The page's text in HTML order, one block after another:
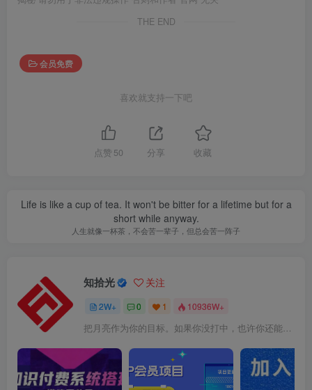
THE END
会员免费
喜欢就支持一下吧
点赞 50 分享 收藏
Life is like a cup of tea. It won't be bitter for a lifetime but for a
short while anyway.
人生就像一杯茶，不会苦一辈子，但总会苦一阵子
知拾光 关注
2W+ 0 1 10936W+
把月亮作为你的目标。如果你没打中，也许你还能打中星星